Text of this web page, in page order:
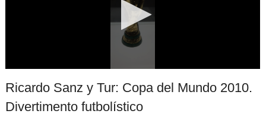
Ricardo Sanz y Tur: Copa del Mundo 2010.
Divertimento futbolístico